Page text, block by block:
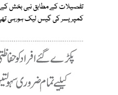
تفصیلات کے مطابق نبی بخش کے
کمپریسر کی گیس لیک ہورہی تھی